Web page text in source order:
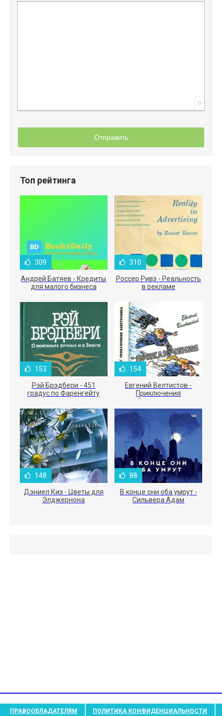
Вставить защищенную ссылку
Вставить смайлик
Вставка скрытого текста
Вставка цитаты
Вставка спойлера
0
Отправить
Топ рейтинга
309
Андрей Батяев - Кредиты
для малого бизнеса
310
Россер Ривз - Реальность
в рекламе
153
Рэй Брэдбери - 451
градус по Фаренгейту
154
Евгений Велтистов -
Приключения
Электроника
148
Дэниел Киз - Цветы для
Элджернона
88
В конце они оба умрут -
Сильвера Адам
ПРАВООБЛАДАТЕЛЯМ ПОЛИТИКА КОНФИДЕНЦИАЛЬНОСТИ